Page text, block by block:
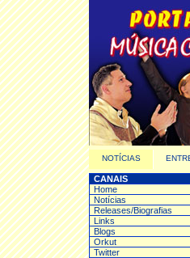
NOTÍCIAS
CANAIS
Home
Notícias
Releases/Biografias
Links
Blogs
Orkut
Twitter